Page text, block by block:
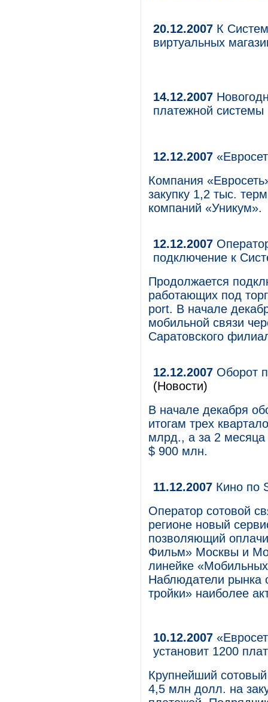
20.12.2007 К
виртуальных
14.12.2007
платежной
12.12.2007
Компания
закупку 1,2 тыс.
компаний «Уникум».
12.12.2007
подключение к
Продолжается
работающих под
port. В начале
мобильной связи
Саратовского
12.12.2007 Оборот
(Новости)
В начале декабря
итогам трех
млрд., а за 2 месяца
$ 900 млн.
11.12.2007 Кино по
Оператор сотовой
регионе новый
позволяющий
Фильм» Москвы и
линейке
Наблюдатели рынка
тройки» наиболее
10.12.2007
установит 1200
Крупнейший
4,5 млн долл. на